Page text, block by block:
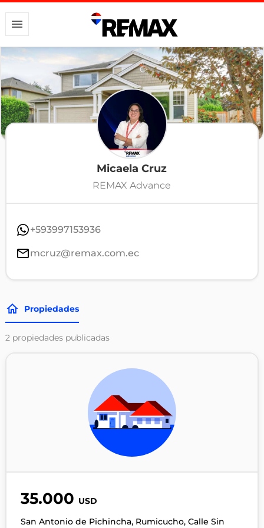
Micaela Cruz
REMAX Advance
+593997153936
mcruz@remax.com.ec
Propiedades
2 propiedades publicadas
35.000 USD
San Antonio de Pichincha, Rumicucho, Calle Sin